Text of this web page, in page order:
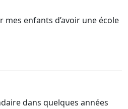
enfants d’avoir une école
dans quelques années